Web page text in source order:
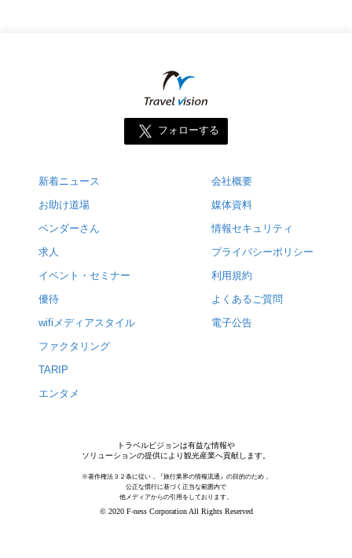
フォローする
新着ニュース
お助け道場
ベンダーさん
求人
イベント・セミナー
優待
wifiメディアスタイル
ファクタリング
TARIP
エンタメ
会社概要
媒体資料
情報セキュリティ
プライバシーポリシー
利用規約
よくあるご質問
電子公告
トラベルビジョンは有益な情報や
ソリューションの提供により観光産業へ貢献します。
※著作権法３２条に従い，『旅行業界の情報流通』の目的のため，
公正な慣行に基づく正当な範囲内で
他メディアからの引用をしております。
© 2020 F-ness Corporation All Rights Reserved